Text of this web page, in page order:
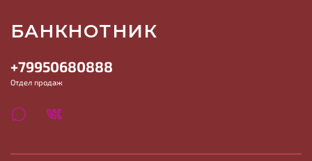
+79950680888
Отдел продаж
БАНКНОТНИК